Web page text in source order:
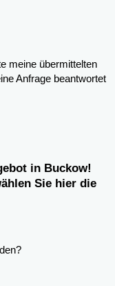
meine übermittelten
Anfrage beantwortet
in Buckow!
Sie hier die